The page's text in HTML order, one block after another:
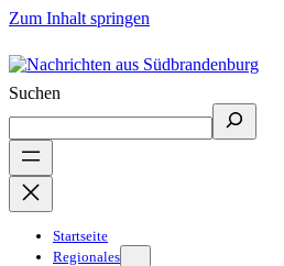
Zum Inhalt springen
Suchen
Startseite
Regionales